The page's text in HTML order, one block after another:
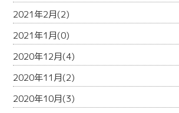
2021年2月(2)
2021年1月(0)
2020年12月(4)
2020年11月(2)
2020年10月(3)